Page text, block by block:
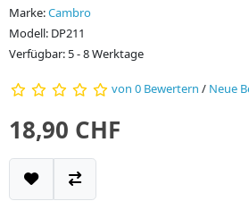
Marke:Cambro
Modell: DP211
Verfügbar: 5 - 8 Werktage
von 0 Bewertern / Neue
18,90 CHF